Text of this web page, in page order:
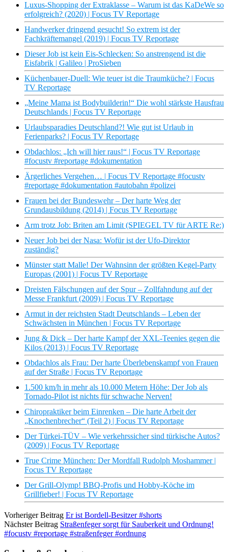
Luxus-Shopping der Extraklasse – Warum ist das KaDeWe so
erfolgreich? (2020) | Focus TV Reportage
Handwerker dringend gesucht! So extrem ist der
Fachkräftemangel (2019) | Focus TV Reportage
Dieser Job ist kein Eis-Schlecken: So anstrengend ist die
Eisfabrik | Galileo | ProSieben
Küchenbauer-Duell: Wie teuer ist die Traumküche? | Focus
TV Reportage
„Meine Mama ist Bodybuilderin!“ Die wohl stärkste Hausfrau
Deutschlands | Focus TV Reportage
Urlaubsparadies Deutschland?! Wie gut ist Urlaub in
Ferienparks? | Focus TV Reportage
Obdachlos: „Ich will hier raus!“ | Focus TV Reportage
#focustv #reportage #dokumentation
Ärgerliches Vergehen… | Focus TV Reportage #focustv
#reportage #dokumentation #autobahn #polizei
Frauen bei der Bundeswehr – Der harte Weg der
Grundausbildung (2014) | Focus TV Reportage
Arm trotz Job: Briten am Limit (SPIEGEL TV für ARTE Re:)
Neuer Job bei der Nasa: Wofür ist der Ufo-Direktor
zuständig?
Münster statt Malle! Der Wahnsinn der größten Kegel-Party
Europas (2001) | Focus TV Reportage
Dreisten Fälschungen auf der Spur – Zollfahndung auf der
Messe Frankfurt (2009) | Focus TV Reportage
Armut in der reichsten Stadt Deutschlands – Leben der
Schwächsten in München | Focus TV Reportage
Jung & Dick – Der harte Kampf der XXL-Teenies gegen die
Kilos (2013) | Focus TV Reportage
Obdachlos als Frau: Der harte Überlebenskampf von Frauen
auf der Straße | Focus TV Reportage
1.500 km/h in mehr als 10.000 Metern Höhe: Der Job als
Tornado-Pilot ist nichts für schwache Nerven!
Chiropraktiker beim Einrenken – Die harte Arbeit der
„Knochenbrecher“ (Teil 2) | Focus TV Reportage
Der Türkei-TÜV – Wie verkehrssicher sind türkische Autos?
(2009) | Focus TV Reportage
True Crime München: Der Mordfall Rudolph Moshammer |
Focus TV Reportage
Der Grill-Olymp! BBQ-Profis und Hobby-Köche im
Grillfieber! | Focus TV Reportage
Vorheriger Beitrag Er ist Bordell-Besitzer #shorts
Nächster Beitrag Straßenfeger sorgt für Sauberkeit und Ordnung!
#focustv #reportage #straßenfeger #ordnung